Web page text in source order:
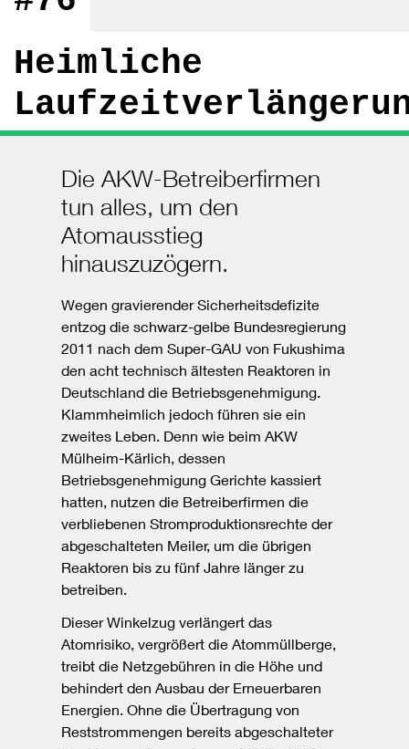
Heimliche
Die AKW-Betreiberfirmen
tun alles, um den
Atomausstieg
hinauszuzögern.
Wegen gravierender Sicherheitsdefizite
entzog die schwarz-gelbe Bundesregierung
2011 nach dem Super-GAU von Fukushima
den acht technisch ältesten Reaktoren in
Deutschland die Betriebsgenehmigung.
Klammheimlich jedoch führen sie ein
zweites Leben. Denn wie beim AKW
Mülheim-Kärlich, dessen
Betriebsgenehmigung Gerichte kassiert
hatten, nutzen die Betreiberfirmen die
verbliebenen Stromproduktionsrechte der
abgeschalteten Meiler, um die übrigen
Reaktoren bis zu fünf Jahre länger zu
betreiben.
Dieser Winkelzug verlängert das
Atomrisiko, vergrößert die Atommüllberge,
treibt die Netzgebühren in die Höhe und
behindert den Ausbau der Erneuerbaren
Energien. Ohne die Übertragung von
Reststrommengen bereits abgeschalteter